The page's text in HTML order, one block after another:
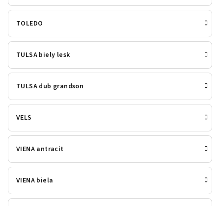
TOLEDO
TULSA biely lesk
TULSA dub grandson
VELS
VIENA antracit
VIENA biela